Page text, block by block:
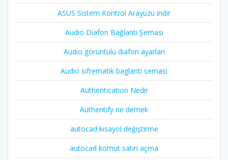
ASUS Sistem Kontrol Arayüzü indir
Audio Diafon Bağlantı Şeması
Audio görüntülü diafon ayarları
Audio sifrematik baglanti semasi
Authentication Nedir
Authentify ne demek
autocad kısayol değiştirme
autocad komut satırı açma